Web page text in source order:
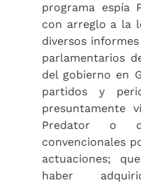
programa espía
con arreglo a la
diversos
parlamentarios
del gobierno en
partidos y
presuntamente
Predator o
convencionales
actuaciones;
haber